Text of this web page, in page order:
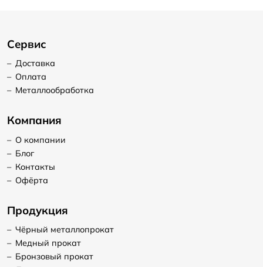
Сервис
– Доставка
– Оплата
– Металлообработка
Компания
– О компании
– Блог
– Контакты
– Офёрта
Продукция
– Чёрный металлопрокат
– Медный прокат
– Бронзовый прокат